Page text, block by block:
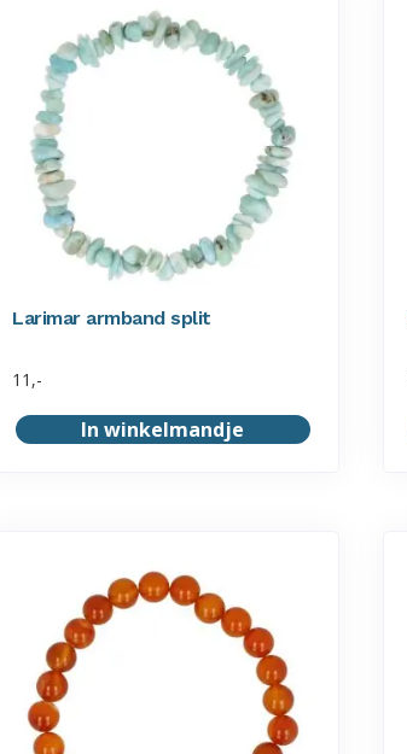
Larimar armband split
11,-
In winkelmandje